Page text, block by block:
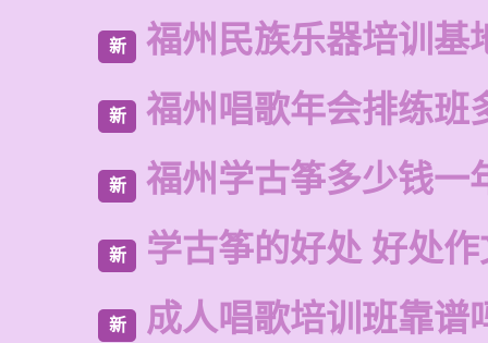
新 福州民族乐器培训基
新 福州唱歌年会排练班
新 福州学古筝多少钱一
新 学古筝的好处 好处作
新 成人唱歌培训班靠谱